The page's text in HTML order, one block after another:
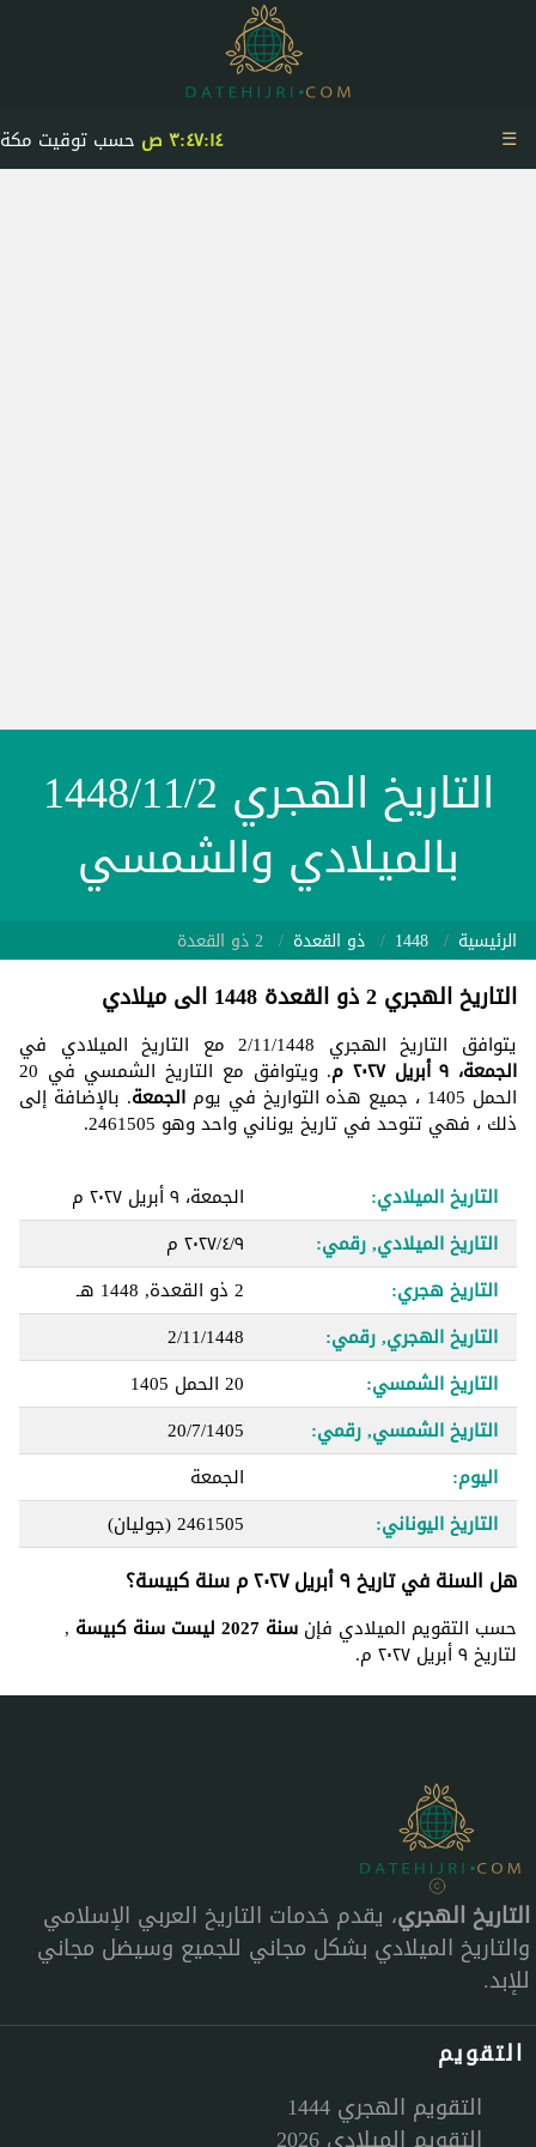
٣:٤٧:١٤ ص حسب توقيت مكة ☰
التاريخ الهجري 1448/11/2
بالميلادي والشمسي
الرئيسية 1448 ذو القعدة 2 ذو القعدة
التاريخ الهجري 2 ذو القعدة 1448 الى ميلادي
يتوافق التاريخ الهجري 2/11/1448 مع التاريخ الميلادي في
الجمعة، ٩ أبريل ٢٠٢٧ م . ويتوافق مع التاريخ الشمسي في 20
الحمل 1405 ، جميع هذه التواريخ في يوم الجمعة. بالإضافة إلى
ذلك ، فهي تتوحد في تاريخ يوناني واحد وهو 2461505.
التاريخ الميلادي:
الجمعة، ٩ أبريل ٢٠٢٧ م
التاريخ الميلادي, رقمي:
٩‏/٤‏/٢٠٢٧ م
التاريخ هجري:
2 ذو القعدة, 1448 هـ
التاريخ الهجري, رقمي:
2/11/1448
التاريخ الشمسي:
20 الحمل 1405
التاريخ الشمسي, رقمي:
20/7/1405
اليوم:
الجمعة
التاريخ اليوناني:
2461505(جوليان)
هل السنة في تاريخ ٩ أبريل ٢٠٢٧ م سنة كبيسة؟
حسب التقويم الميلادي فإن سنة 2027 ليست سنة كبيسة ,
لتاريخ ٩ أبريل ٢٠٢٧ م.
التاريخ الهجري، يقدم خدمات التاريخ العربي الإسلامي
والتاريخ الميلادي بشكل مجاني للجميع وسيضل مجاني
للإبد.
التقويم
التقويم الهجري 1444